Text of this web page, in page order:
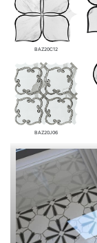
BAZ20C12
BAZ20J06